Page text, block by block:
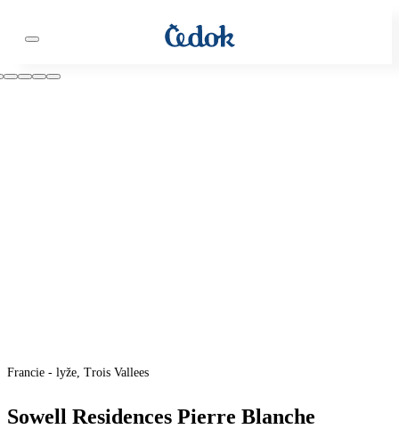
Francie - lyže, Trois Vallees
Sowell Residences Pierre Blanche